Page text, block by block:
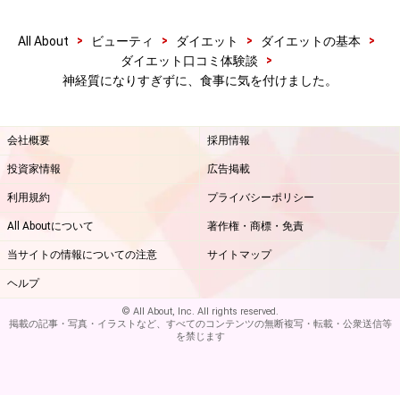
All About > ビューティ > ダイエット > ダイエットの基本
>
ダイエット口コミ体験談
>
神経質になりすぎずに、食事に気を付けました。
会社概要 採用情報
投資家情報 広告掲載
利用規約 プライバシーポリシー
All Aboutについて 著作権・商標・免責
当サイトの情報についての注意 サイトマップ
ヘルプ
© All About, Inc. All rights reserved.
掲載の記事・写真・イラストなど、すべてのコンテンツの無断複写・転載・公衆送信等
を禁じます